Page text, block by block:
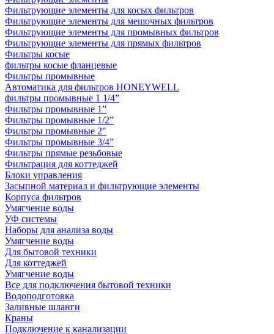
Фильтрующие элементы для косых фильтров
Фильтрующие элементы для мешочных фильтров
Фильтрующие элементы для промывных фильтров
Фильтрующие элементы для прямых фильтров
Фильтры косые
фильтры косые фланцевые
Фильтры промывные
Автоматика для фильтров HONEYWELL
фильтры промывные 1 1/4”
Фильтры промывные 1”
Фильтры промывные 1/2”
Фильтры промывные 2"
Фильтры промывные 3/4”
Фильтры прямые резьбовые
Фильтрация для коттеджей
Блоки управления
Засыпной материал и фильтрующие элементы
Корпуса фильтров
Умягчение воды
УФ системы
Наборы для анализа воды
Умягчение воды
Для бытовой техники
Для коттеджей
Умягчение воды
Все для подключения бытовой техники
Водоподготовка
Заливные шланги
Краны
Подключение к канализации